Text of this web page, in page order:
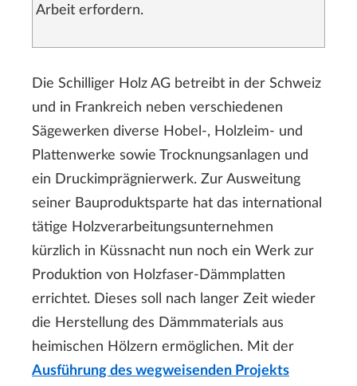
Arbeit erfordern.
Die Schilliger Holz AG betreibt in der Schweiz
und in Frankreich neben verschiedenen
Sägewerken diverse Hobel-, Holzleim- und
Plattenwerke sowie Trocknungsanlagen und
ein Druckimprägnierwerk. Zur Ausweitung
seiner Bauproduktsparte hat das international
tätige Holzverarbeitungsunternehmen
kürzlich in Küssnacht nun noch ein Werk zur
Produktion von Holzfaser-Dämmplatten
errichtet. Dieses soll nach langer Zeit wieder
die Herstellung des Dämmmaterials aus
heimischen Hölzern ermöglichen. Mit der
Ausführung des wegweisenden Projekts